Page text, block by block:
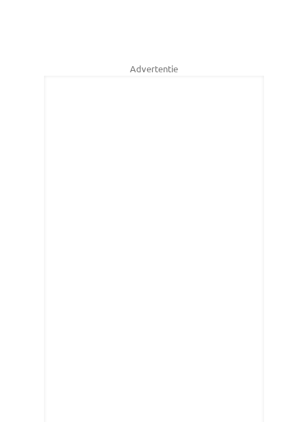
Advertentie